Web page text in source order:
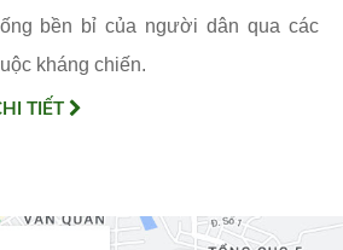
bền bỉ của người dân qua các
kháng chiến.
TIẾT